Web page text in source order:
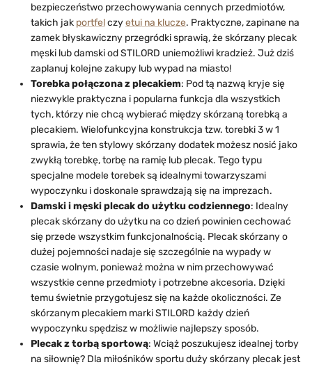
bezpieczeństwo przechowywania cennych przedmiotów,
takich jak portfelczyetui na klucze. Praktyczne, zapinane na
zamek błyskawiczny przegródki sprawią, że skórzany plecak
męski lub damski od STILORD uniemożliwi kradzież. Już dziś
zaplanuj kolejne zakupy lub wypad na miasto!
Torebka połączona z plecakiem: Pod tą nazwą kryje się
niezwykle praktyczna i popularna funkcja dla wszystkich
tych, którzy nie chcą wybierać między skórzaną torebką a
plecakiem. Wielofunkcyjna konstrukcja tzw. torebki 3 w 1
sprawia, że ten stylowy skórzany dodatek możesz nosić jako
zwykłą torebkę, torbę na ramię lub plecak. Tego typu
specjalne modele torebek są idealnymi towarzyszami
wypoczynku i doskonale sprawdzają się na imprezach.
Damski i męski plecak do użytku codziennego: Idealny
plecak skórzany do użytku na co dzień powinien cechować
się przede wszystkim funkcjonalnością. Plecak skórzany o
dużej pojemności nadaje się szczególnie na wypady w
czasie wolnym, ponieważ można w nim przechowywać
wszystkie cenne przedmioty i potrzebne akcesoria. Dzięki
temu świetnie przygotujesz się na każde okoliczności. Ze
skórzanym plecakiem marki STILORD każdy dzień
wypoczynku spędzisz w możliwie najlepszy sposób.
Plecak z torbą sportową: Wciąż poszukujesz idealnej torby
na siłownię? Dla miłośników sportu duży skórzany plecak jest